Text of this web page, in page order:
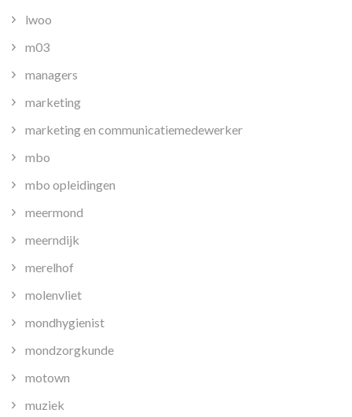
lwoo
m03
managers
marketing
marketing en communicatiemedewerker
mbo
mbo opleidingen
meermond
meerndijk
merelhof
molenvliet
mondhygienist
mondzorgkunde
motown
muziek